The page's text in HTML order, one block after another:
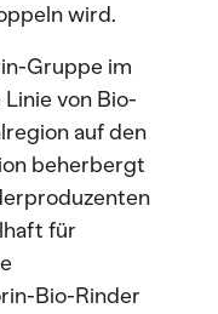
wird.
Gruppe im
von Bio-
auf den
beherbergt
für
Bio-Rinder